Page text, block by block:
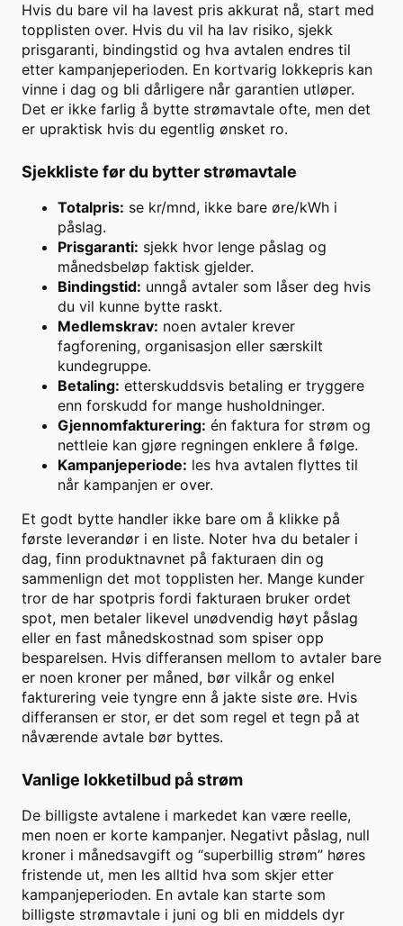
Hvis du bare vil ha lavest pris akkurat nå, start med
topplisten over. Hvis du vil ha lav risiko, sjekk
prisgaranti, bindingstid og hva avtalen endres til
etter kampanjeperioden. En kortvarig lokkepris kan
vinne i dag og bli dårligere når garantien utløper.
Det er ikke farlig å bytte strømavtale ofte, men det
er upraktisk hvis du egentlig ønsket ro.
Sjekkliste før du bytter strømavtale
Totalpris: se kr/mnd, ikke bare øre/kWh i
påslag.
Prisgaranti: sjekk hvor lenge påslag og
månedsbeløp faktisk gjelder.
Bindingstid: unngå avtaler som låser deg hvis
du vil kunne bytte raskt.
Medlemskrav: noen avtaler krever
fagforening, organisasjon eller særskilt
kundegruppe.
Betaling: etterskuddsvis betaling er tryggere
enn forskudd for mange husholdninger.
Gjennomfakturering: én faktura for strøm og
nettleie kan gjøre regningen enklere å følge.
Kampanjeperiode: les hva avtalen flyttes til
når kampanjen er over.
Et godt bytte handler ikke bare om å klikke på
første leverandør i en liste. Noter hva du betaler i
dag, finn produktnavnet på fakturaen din og
sammenlign det mot topplisten her. Mange kunder
tror de har spotpris fordi fakturaen bruker ordet
spot, men betaler likevel unødvendig høyt påslag
eller en fast månedskostnad som spiser opp
besparelsen. Hvis differansen mellom to avtaler bare
er noen kroner per måned, bør vilkår og enkel
fakturering veie tyngre enn å jakte siste øre. Hvis
differansen er stor, er det som regel et tegn på at
nåværende avtale bør byttes.
Vanlige lokketilbud på strøm
De billigste avtalene i markedet kan være reelle,
men noen er korte kampanjer. Negativt påslag, null
kroner i månedsavgift og “superbillig strøm” høres
fristende ut, men les alltid hva som skjer etter
kampanjeperioden. En avtale kan starte som
billigste strømavtale i juni og bli en middels dyr